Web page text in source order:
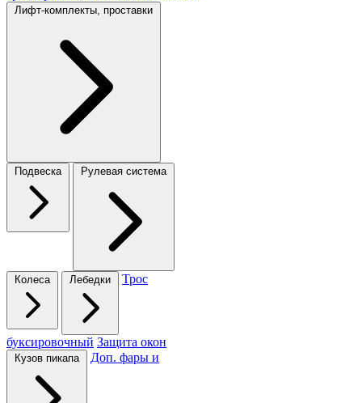
Лифт-комплекты, проставки
Подвеска Рулевая система
Колеса Лебедки Трос
буксировочный Защита окон
Кузов пикапа Доп. фары и